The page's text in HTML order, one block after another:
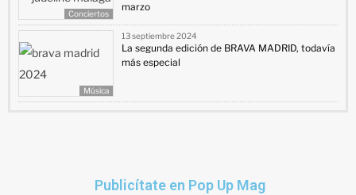
Conciertos
marzo
Música
13 septiembre 2024
La segunda edición de BRAVA MADRID, todavía
más especial
Publicítate en Pop Up Mag